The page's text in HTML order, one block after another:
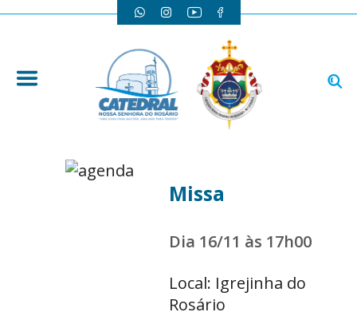
Missa
Dia 16/11 às 17h00
Local: Igrejinha do
Rosário